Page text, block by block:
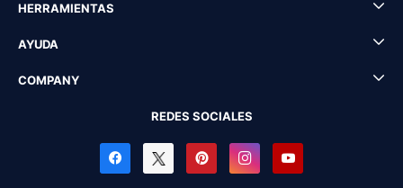
HERRAMIENTAS
AYUDA
COMPANY
REDES SOCIALES